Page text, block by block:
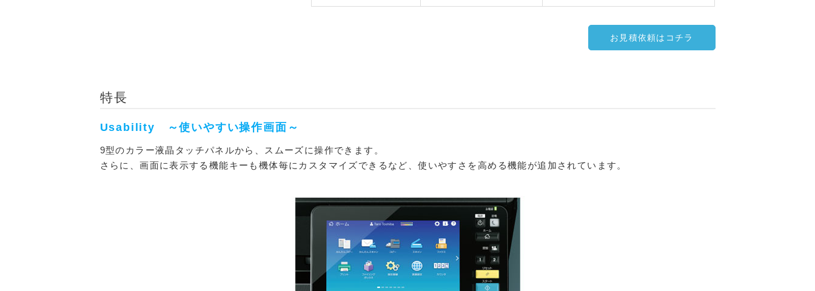
お見積依頼はコチラ
特長
Usability ～使いやすい操作画面～
9型のカラー液晶タッチパネルから、スムーズに操作できます。
さらに、画面に表示する機能キーも機体毎にカスタマイズできるなど、使いやすさを高める機能が追加されています。